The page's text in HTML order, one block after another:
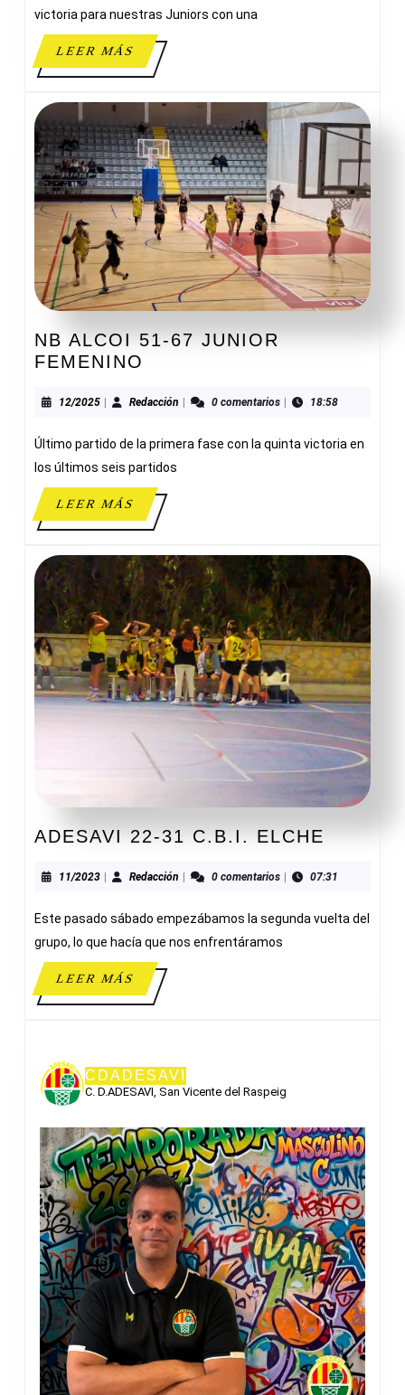
ALCOI
victoria para nuestras Juniors con una
LEER MÁSLEER
MÁS
NB ALCOI 51-67 JUNIOR
FEMENINO
51-
JUNIOR
FEMENINO
12/202512/2025
| Redacción Redacción
| 0 comentarios | 18:58
Último partido de la primera fase con la quinta victoria en
los últimos seis partidos
LEER MÁSLEER
MÁS
ADESAVI 22-31 C.B.I. ELCHE
31
ELCHE
11/202311/2023
| Redacción Redacción
| 0 comentarios | 07:31
Este pasado sábado empezábamos la segunda vuelta del
grupo, lo que hacía que nos enfrentáramos
LEER MÁSLEER
MÁS
CDADESAVI
C. D.ADESAVI, San Vicente del Raspeig